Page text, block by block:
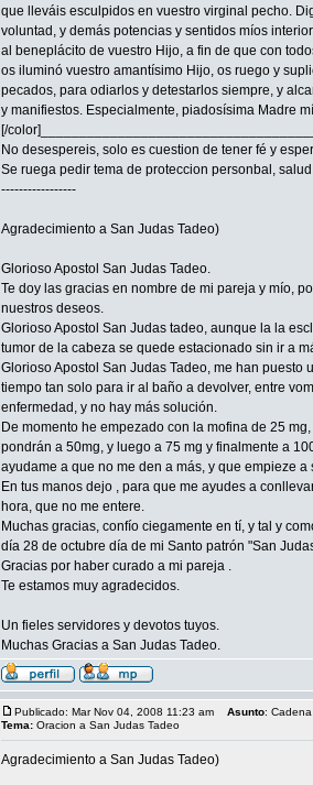
que lleváis esculpidos en vuestro virginal pecho.
voluntad, y demás potencias y sentidos míos
al beneplácito de vuestro Hijo, a fin de que con
os iluminó vuestro amantísimo Hijo, os ruego y
pecados, para odiarlos y detestarlos siempre, y
y manifiestos. Especialmente, piadosísima Madre
[/
No desespereis, solo es cuestion de tener fé y
Se ruega pedir tema de proteccion personbal,
-----------------
Agradecimiento a San Judas Tadeo)
Glorioso Apostol San Judas Tadeo.
Te doy las gracias en nombre de mi pareja y mío,
nuestros deseos.
Glorioso Apostol San Judas tadeo, aunque la la
tumor de la cabeza se quede estacionado sin ir a
Glorioso Apostol San Judas Tadeo, me han
tiempo tan solo para ir al baño a devolver, entre
enfermedad, y no hay más solución.
De momento he empezado con la mofina de 25
pondrán a 50mg, y luego a 75 mg y finalmente a
ayudame a que no me den a más, y que empieze
En tus manos dejo , para que me ayudes a
hora, que no me entere.
Muchas gracias, confío ciegamente en tí, y tal y
día 28 de octubre día de mi Santo patrón "San
Gracias por haber curado a mi pareja .
Te estamos muy agradecidos.
Un fieles servidores y devotos tuyos.
Muchas Gracias a San Judas Tadeo.
Publicado: Mar Nov 04, 2008 11:23 am Asunto:
Tema: Oracion a San Judas Tadeo
Agradecimiento a San Judas Tadeo)